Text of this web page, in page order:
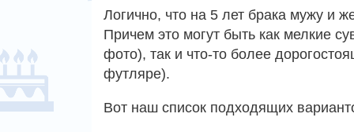
Логично, что на 5 лет брака мужу и
Причем это могут быть как мелкие
фото), так и что-то более
футляре).
Вот наш список подходящих